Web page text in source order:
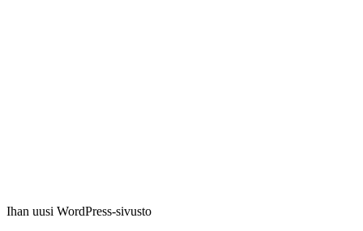
Ihan uusi WordPress-sivusto